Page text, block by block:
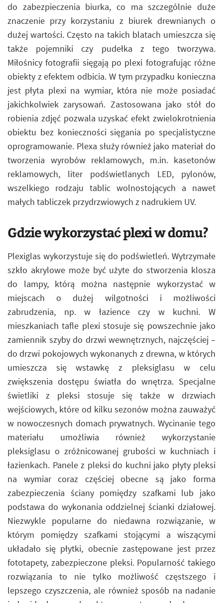
do zabezpieczenia biurka, co ma szczególnie duże
znaczenie przy korzystaniu z biurek drewnianych o
dużej wartości. Często na takich blatach umieszcza się
także pojemniki czy pudełka z tego tworzywa.
Miłośnicy fotografii sięgają po plexi fotografując różne
obiekty z efektem odbicia. W tym przypadku konieczna
jest płyta plexi na wymiar, która nie może posiadać
jakichkolwiek zarysowań. Zastosowana jako stół do
robienia zdjęć pozwala uzyskać efekt zwielokrotnienia
obiektu bez konieczności sięgania po specjalistyczne
oprogramowanie. Plexa służy również jako materiał do
tworzenia wyrobów reklamowych, m.in. kasetonów
reklamowych, liter podświetlanych LED, pylonów,
wszelkiego rodzaju tablic wolnostojących a nawet
małych tabliczek przydrzwiowych z nadrukiem UV.
Gdzie wykorzystać plexi w domu?
Plexiglas wykorzystuje się do podświetleń. Wytrzymałe
szkło akrylowe może być użyte do stworzenia klosza
do lampy, którą można następnie wykorzystać w
miejscach o dużej wilgotności i możliwości
zabrudzenia, np. w łazience czy w kuchni. W
mieszkaniach tafle plexi stosuje się powszechnie jako
zamiennik szyby do drzwi wewnętrznych, najczęściej –
do drzwi pokojowych wykonanych z drewna, w których
umieszcza się wstawkę z pleksiglasu w celu
zwiększenia dostępu światła do wnętrza. Specjalne
świetliki z pleksi stosuje się także w drzwiach
wejściowych, które od kilku sezonów można zauważyć
w nowoczesnych domach prywatnych. Wycinanie tego
materiału umożliwia również wykorzystanie
pleksiglasu o zróżnicowanej grubości w kuchniach i
łazienkach. Panele z pleksi do kuchni jako płyty pleksi
na wymiar coraz częściej obecne są jako forma
zabezpieczenia ściany pomiędzy szafkami lub jako
podstawa do wykonania oddzielnej ścianki działowej.
Niezwykle popularne do niedawna rozwiązanie, w
którym pomiędzy szafkami stojącymi a wiszącymi
układało się płytki, obecnie zastępowane jest przez
fototapety, zabezpieczone pleksi. Popularność takiego
rozwiązania to nie tylko możliwość częstszego i
lepszego czyszczenia, ale również sposób na nadanie